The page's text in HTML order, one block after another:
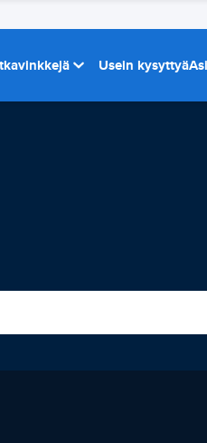
Usein kysyttyä